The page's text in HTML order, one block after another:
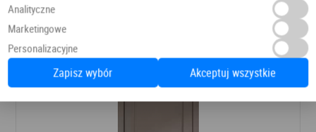
Analityczne
Marketingowe
Personalizacyjne
Zapisz wybór Akceptuj wszystkie